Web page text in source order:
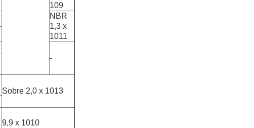
109
NBR
1,3 x
1011
-
Sobre 2,0 x 1013
9,9 x 1010